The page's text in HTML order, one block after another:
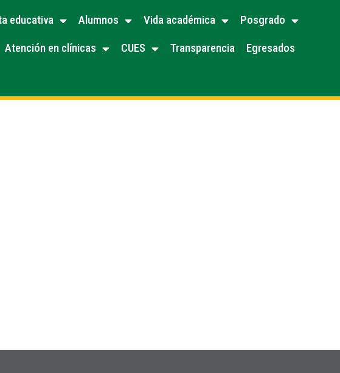
educativa Alumnos Vida académica
Posgrado
Atención en clínicas CUES Transparencia
Egresados